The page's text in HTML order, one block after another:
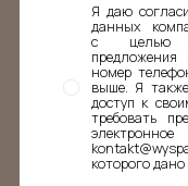
Я даю
данных
с целью
номер
выше. Я
доступ к
требовать
которого дано